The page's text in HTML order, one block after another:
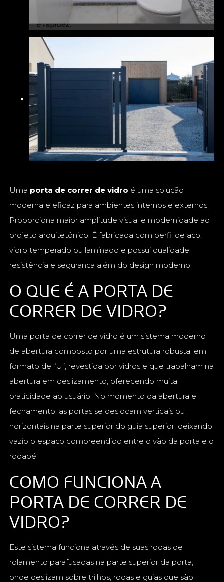
Uma porta de correr de vidro é uma solução
moderna e eficaz para ambientes internos e externos.
Proporciona maior amplitude visual e modernidade ao
projeto arquitetônico. É fabricada com perfil de aço,
vidro temperado ou laminado e possui qualidade,
resistência e segurança além do design moderno.
O QUE É A PORTA DE
CORRER DE VIDRO?
Uma porta de correr de vidro é um sistema moderno
de abertura composto por uma estrutura robusta, em
formato de “U”, revestida por vidros e que trabalham na
abertura em deslizamento, oferecendo muita
praticidade ao usuário. No momento da abertura e
fechamento, as portas se deslocam verticais ou
horizontais na parte superior do guia superior, deixando
vazio o espaço compreendido entre o vão da porta e o
rodapé.
COMO FUNCIONA A
PORTA DE CORRER DE
VIDRO?
Este sistema funciona através de suas rodas de
rolamento parafusadas na parte superior da porta,
onde deslizam sobre trilhos, rodas e guias que são